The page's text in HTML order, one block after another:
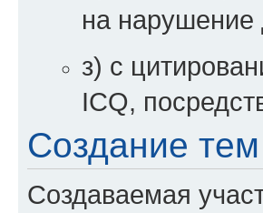
на нарушение
з) с
ICQ,
Создание тем
Создаваемая